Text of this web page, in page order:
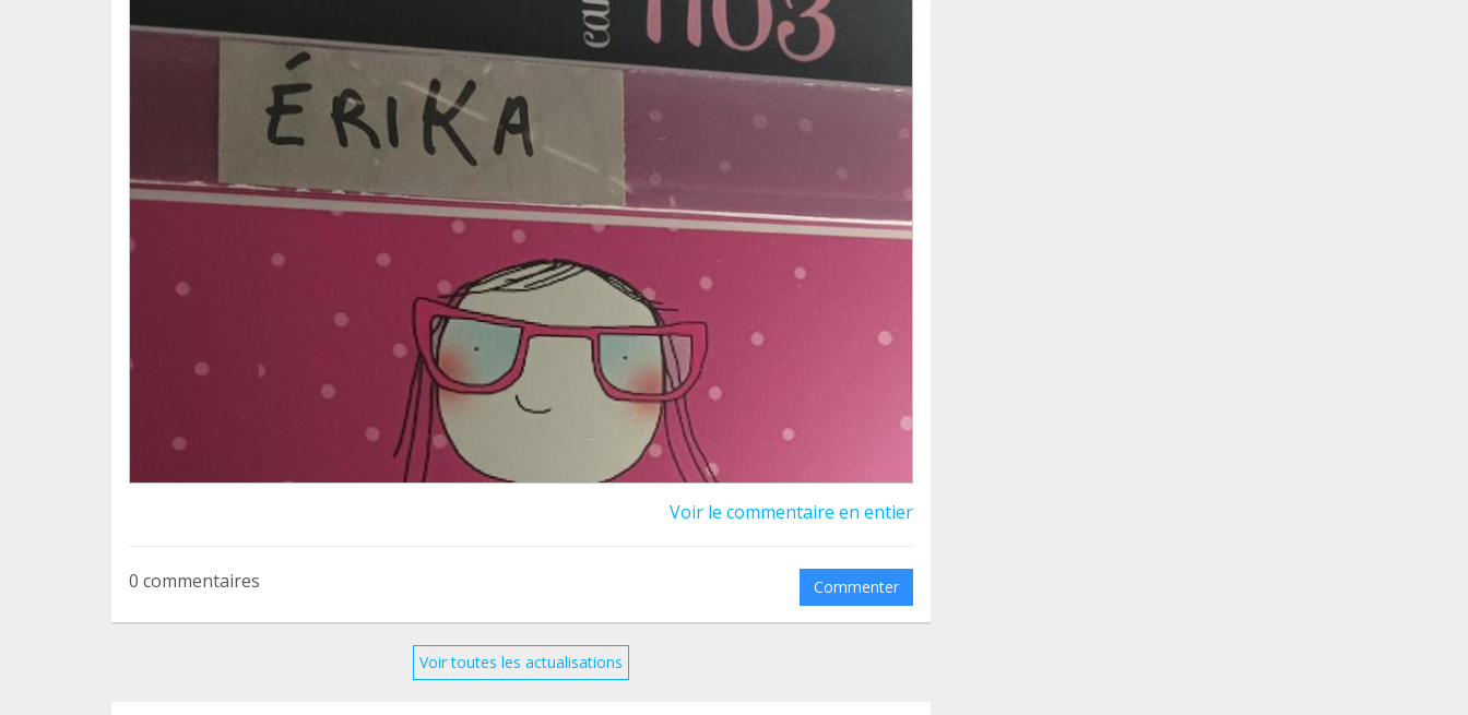
Voir le commentaire en entier
0 commentaires Commenter
Voir toutes les actualisations